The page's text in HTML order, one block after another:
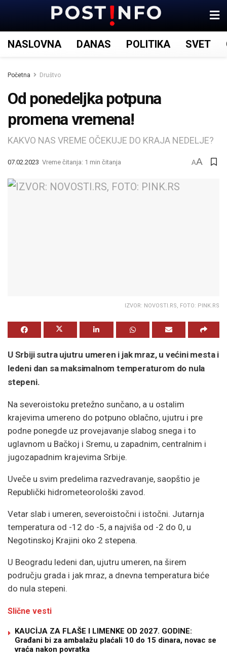
NASLOVNA DANAS POLITIKA SVET
Početna Društvo
Od ponedeljka potpuna
promena vremena!
KAKVO NAS VREME OČEKUJE DO KRAJA NEDELJE?
07.02.2023 Vreme čitanja: 1 min čitanja AA
IZVOR: NOVOSTI.RS, FOTO: PINK.RS
U Srbiji sutra ujutru umeren i jak mraz, u većini mesta i
ledeni dan sa maksimalnom temperaturom do nula
stepeni.
Na severoistoku pretežno sunčano, a u ostalim
krajevima umereno do potpuno oblačno, ujutru i pre
podne ponegde uz provejavanje slabog snega i to
uglavnom u Bačkoj i Sremu, u zapadnim, centralnim i
jugozapadnim krajevima Srbije.
Uveče u svim predelima razvedravanje, saopštio je
Republički hidrometeorološki zavod.
Vetar slab i umeren, severoistočni i istočni. Jutarnja
temperatura od -12 do -5, a najviša od -2 do 0, u
Negotinskoj Krajini oko 2 stepena.
U Beogradu ledeni dan, ujutru umeren, na širem
području grada i jak mraz, a dnevna temperatura biće
do nula stepeni.
Slične vesti
KAUCİJA ZA FLAŠE I LIMENKE OD 2027. GODINE:
Građani bi za ambalažu plaćali 10 do 15 dinara, novac se
vraća nakon povratka